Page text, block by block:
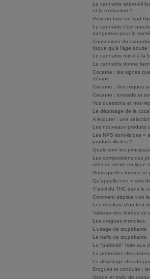
Le cannabis altère-t-il
et la motivation ?
Peut-on faire un bad
Le cannabis c'est
dangereux pour la santé
Consommer du
risqué qu’à l’âge adulte
Le cannabis nuit-il à la
Le cannabis donne faim
Cocaïne : les signes
dérape
Cocaïne : des risques
Cocaïne : entraide et
Vos questions et nos
Le dépistage de la
A écouter : une
Les nouveaux produits
Les NPS sont-ils des «
produits illicites ?
Quels sont les
Les compositions des
sites de vente en ligne
Sous quelles formes se
Qu’appelle-t-on « sels
Y’a-t-il du THC dans le
Comment dépiste t-on
Les résultats d'un test
Tableau des durées de
Les drogues interdites
L'usage de stupéfiants
Le trafic de stupéfiants
La "publicité" faite aux
La protection des
Le dépistage des
Drogues et conduite :
Usage et trafic de